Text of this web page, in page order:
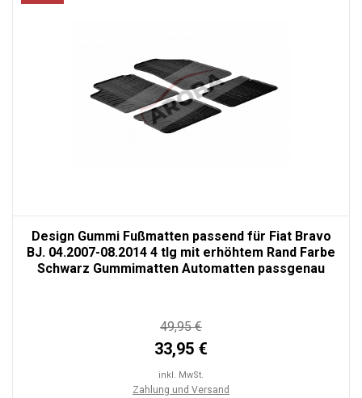
Design Gummi Fußmatten passend für Fiat Bravo
BJ. 04.2007-08.2014 4 tlg mit erhöhtem Rand Farbe
Schwarz Gummimatten Automatten passgenau
49,95 €
33,95 €
inkl. MwSt.
Zahlung und Versand